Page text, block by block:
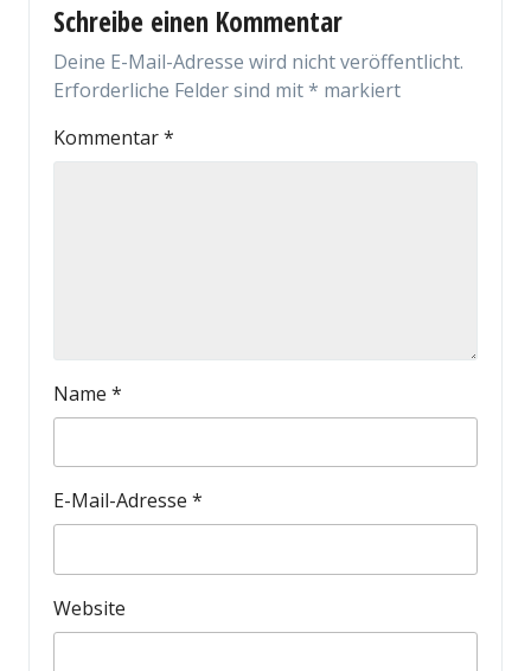
Schreibe einen Kommentar
Deine E-Mail-Adresse wird nicht veröffentlicht.
Erforderliche Felder sind mit* markiert
Kommentar*
Name *
E-Mail-Adresse *
Website